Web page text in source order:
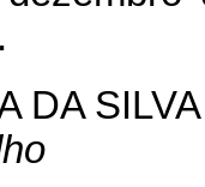
DA SILVA